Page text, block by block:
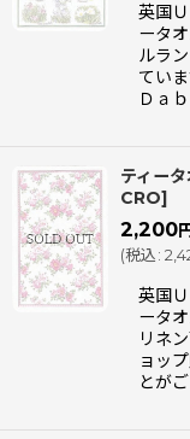
英国
ータ
ルラ
てい
Ｄａ
ティー
CRO]
2,200
(税込:
英国
ータ
リネ
ョッ
とが